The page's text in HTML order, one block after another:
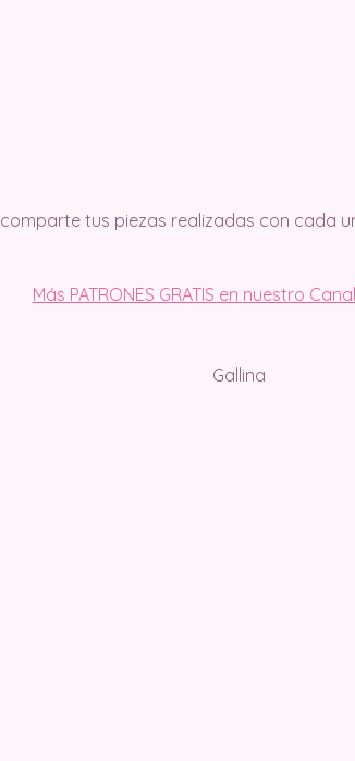
comparte tus piezas realizadas con cada
Más PATRONES GRATIS en nuestro